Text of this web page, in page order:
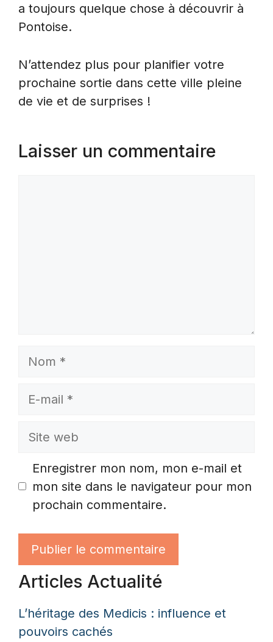
a toujours quelque chose à découvrir à
Pontoise.
N’attendez plus pour planifier votre
prochaine sortie dans cette ville pleine
de vie et de surprises !
Laisser un commentaire
Nom
E-
Site
Enregistrer mon nom, mon e-mail et
mon site dans le navigateur pour mon
prochain commentaire.
Articles Actualité
L’héritage des Medicis : influence et
pouvoirs cachés